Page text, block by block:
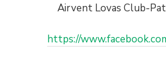
Airvent Lovas Club-
https://